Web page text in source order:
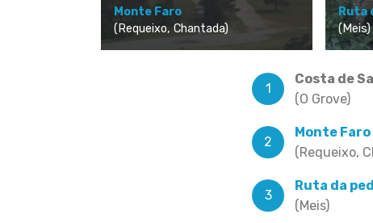
Monte Faro
(Requeixo, Chantada)
Ruta
(Meis)
Costa de
(O Grove)
Monte Faro
(Requeixo,
Ruta da
(Meis)